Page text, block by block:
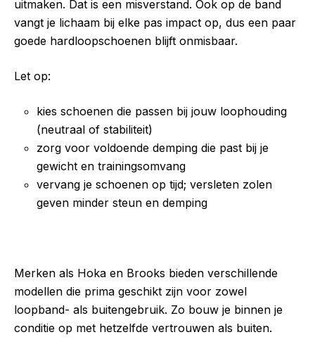
uitmaken. Dat is een misverstand. Ook op de band
vangt je lichaam bij elke pas impact op, dus een paar
goede hardloopschoenen blijft onmisbaar.
Let op:
kies schoenen die passen bij jouw loophouding
(neutraal of stabiliteit)
zorg voor voldoende demping die past bij je
gewicht en trainingsomvang
vervang je schoenen op tijd; versleten zolen
geven minder steun en demping
Merken als Hoka en Brooks bieden verschillende
modellen die prima geschikt zijn voor zowel
loopband- als buitengebruik. Zo bouw je binnen je
conditie op met hetzelfde vertrouwen als buiten.